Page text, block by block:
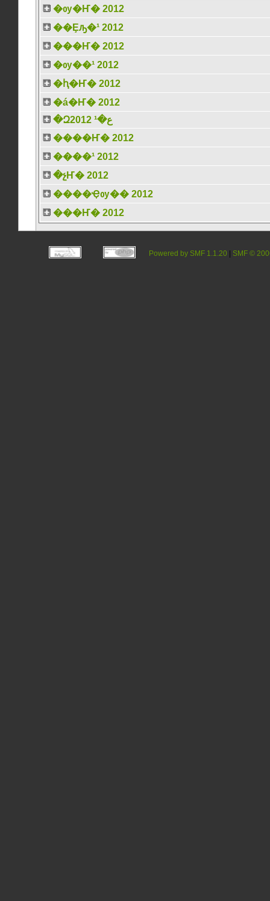
�ѹ�Ҥ� 2012
��Ȩԡ�¹ 2012
���Ҥ� 2012
�ѹ��¹ 2012
�ԧ�Ҥ� 2012
�á�Ҥ� 2012
�Զع�¹ 2012
����Ҥ� 2012
����¹ 2012
�չҤ� 2012
����Ҿѹ�� 2012
���Ҥ� 2012
Powered by SMF 1.1.20 SMF ©